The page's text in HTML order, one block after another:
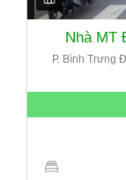
Nhà MT
P. Bình Trưng